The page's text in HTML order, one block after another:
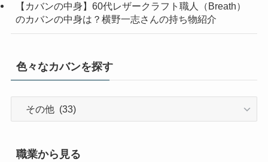
【カバンの中身】60代レザークラフト職人（Breath）
のカバンの中身は？横野一志さんの持ち物紹介
色々なカバンを探す
バ
職業から見る